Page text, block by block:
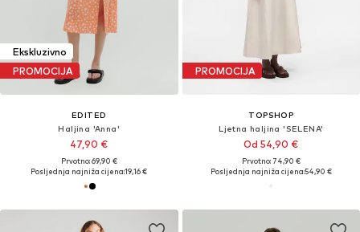
Ekskluzivno
PROMOCIJA
EDITED
Haljina 'Anna'
47,90 €
Prvotno: 69,90 €
Posljednja najniža cijena:19,16 €
PROMOCIJA
TOPSHOP
Ljetna haljina 'SELENA'
Od 54,90 €
Prvotno: 74,90 €
Posljednja najniža cijena:54,90 €